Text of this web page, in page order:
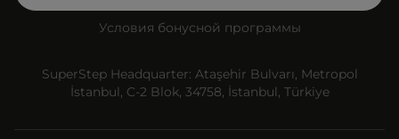
Условия бонусной программы
SuperStep Headquarter: Ataşehir Bulvarı, Metropol
İstanbul, C-2 Blok, 34758, İstanbul, Türkiye